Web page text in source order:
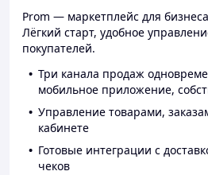
Prom — маркетплейс для
Лёгкий старт, удобное
покупателей.
Три канала продаж
мобильное приложение,
Управление товарами,
кабинете
Готовые интеграции с
чеков